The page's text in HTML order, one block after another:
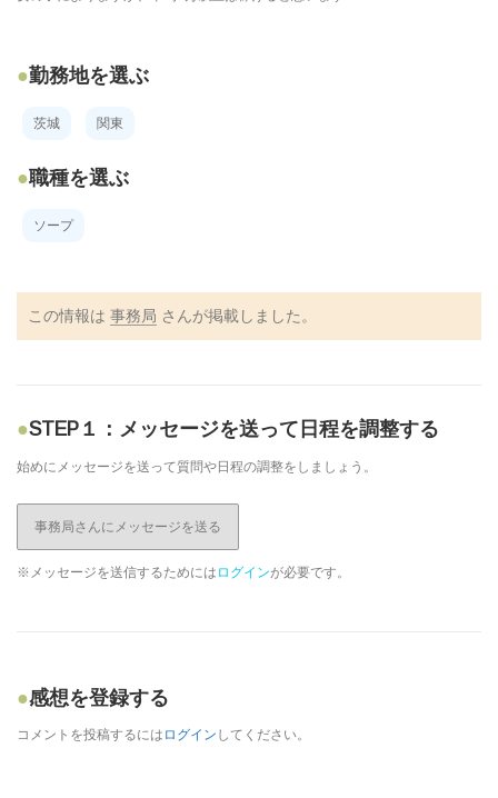
勤務地を選ぶ
茨城 関東
職種を選ぶ
ソープ
この情報は 事務局 さんが掲載しました。
STEP１：メッセージを送って日程を調整する
始めにメッセージを送って質問や日程の調整をしましょう。
事務局さんにメッセージを送る
※メッセージを送信するためには ログインが必要です。
感想を登録する
コメントを投稿するには ログイン してください。